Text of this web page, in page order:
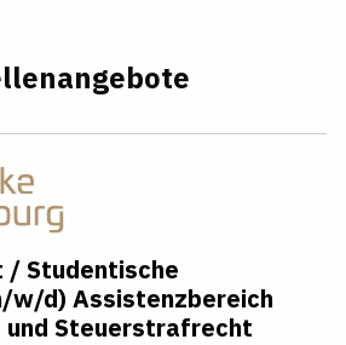
Studentische
d) Assistenzbereich
Steuerstrafrecht